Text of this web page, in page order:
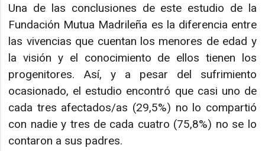
Una de las conclusiones de este estudio de la
Fundación Mutua Madrileña es la diferencia entre
las vivencias que cuentan los menores de edad y
la visión y el conocimiento de ellos tienen los
progenitores. Así, y a pesar del sufrimiento
ocasionado, el estudio encontró que casi uno de
cada tres afectados/as (29,5%) no lo compartió
con nadie y tres de cada cuatro (75,8%) no se lo
contaron a sus padres.